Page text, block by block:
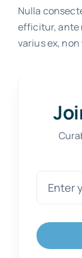
Nulla
efficitur, ante
varius ex,